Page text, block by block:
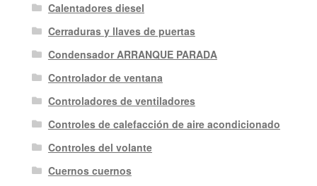
Calentadores diesel
Cerraduras y llaves de puertas
Condensador ARRANQUE PARADA
Controlador de ventana
Controladores de ventiladores
Controles de calefacción de aire acondicionado
Controles del volante
Cuernos cuernos